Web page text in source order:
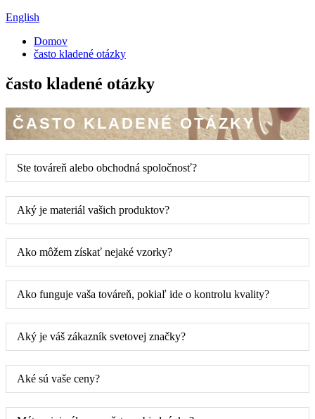
English
Domov
často kladené otázky
často kladené otázky
ČASTO KLADENÉ OTÁZKY
Ste továreň alebo obchodná spoločnosť?
Aký je materiál vašich produktov?
Ako môžem získať nejaké vzorky?
Ako funguje vaša továreň, pokiaľ ide o kontrolu kvality?
Aký je váš zákazník svetovej značky?
Aké sú vaše ceny?